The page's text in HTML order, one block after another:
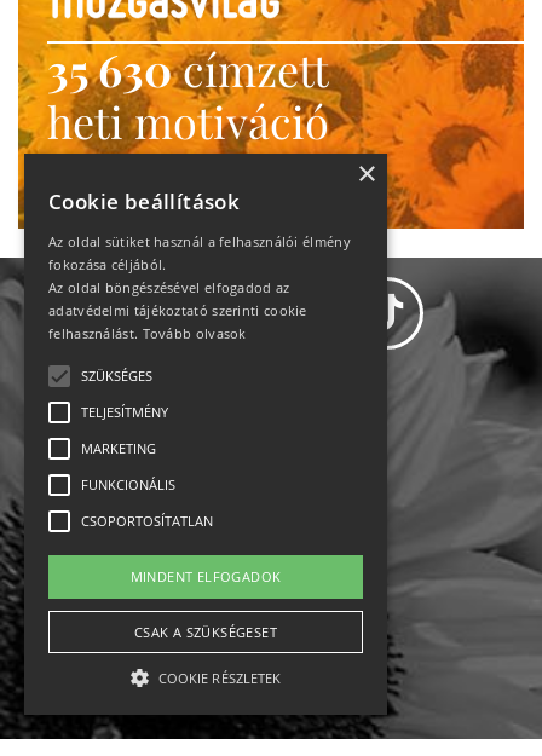
35 630címzett
heti motiváció
Ne maradj le!
Impresszum-kapcsolat
Jogi nyilatkozat
Rólunk
English
×
Cookie beállítások
Az oldal sütiket használ a felhasználói élmény
fokozása céljából.
Az oldal böngészésével elfogadod az
adatvédelmi tájékoztató szerinti cookie
felhasználást. Tovább olvasok
SZÜKSÉGES
TELJESÍTMÉNY
MARKETING
FUNKCIONÁLIS
CSOPORTOSÍTATLAN
MINDENT ELFOGADOK
CSAK A SZÜKSÉGESET
COOKIE RÉSZLETEK